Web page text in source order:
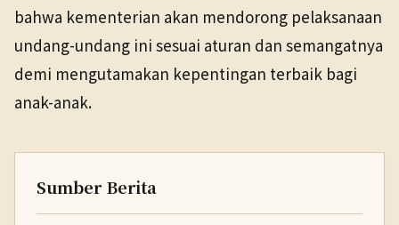
bahwa kementerian akan mendorong pelaksanaan
undang-undang ini sesuai aturan dan semangatnya
demi mengutamakan kepentingan terbaik bagi
anak-anak.
Sumber Berita